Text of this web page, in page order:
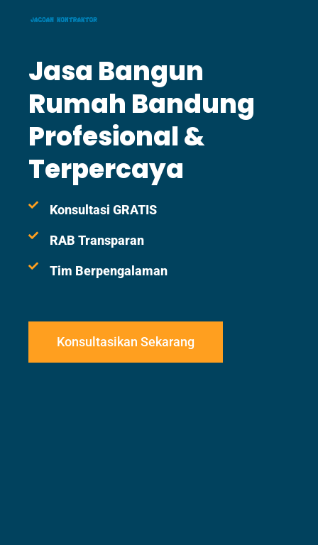
Jasa Bangun
Rumah Bandung
Profesional &
Terpercaya
Konsultasi GRATIS
RAB Transparan
Tim Berpengalaman
Konsultasikan Sekarang